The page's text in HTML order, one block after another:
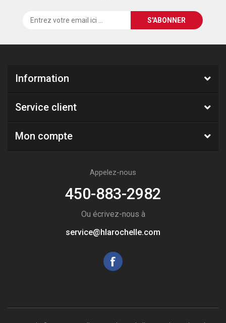
Information
Service client
Mon compte
Appelez-nous
450-883-2982
Ou écrivez-nous à
service@hlarochelle.com